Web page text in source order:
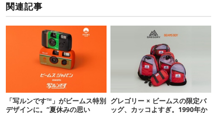
関連記事
「写ルンです™」がビームス特別
デザインに。“夏休みの思い
グレゴリー × ビームスの限定バ
ッグ、カッコよすぎ。1990年か